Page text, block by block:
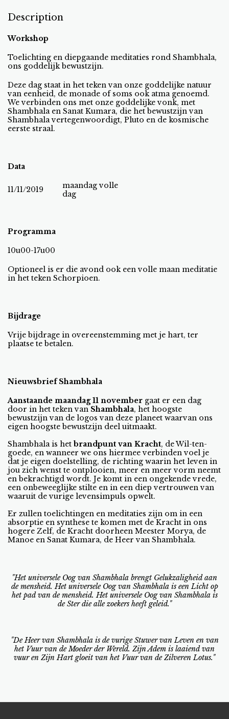
Description
Workshop
Toelichting en diepgaande meditaties rond Shambhala,
ons goddelijk bewustzijn.
Deze dag staat in het teken van onze goddelijke natuur
van eenheid, de monade of soms ook atma genoemd.
We verbinden ons met onze goddelijke vonk, met
Shambhala en Sanat Kumara, die het bewustzijn van
Shambhala vertegenwoordigt, Pluto en de kosmische
eerste straal.
Data
11/11/2019
maandag volle
dag
Programma
10u00-17u00
Optioneel is er die avond ook een volle maan meditatie
in het teken Schorpioen.
Bijdrage
Vrije bijdrage in overeenstemming met je hart, ter
plaatse te betalen.
Nieuwsbrief Shambhala
Aanstaande maandag 11 november gaat er een dag
door in het teken van Shambhala, het hoogste
bewustzijn van de logos van deze planeet waarvan ons
eigen hoogste bewustzijn deel uitmaakt.
Shambhala is hetbrandpunt van Kracht, de Wil-ten-
goede, en wanneer we ons hiermee verbinden voel je
dat je eigen doelstelling, de richting waarin het leven in
jou zich wenst te ontplooien, meer en meer vorm neemt
en bekrachtigd wordt. Je komt in een ongekende vrede,
een onbeweeglijke stilte en in een diep vertrouwen van
waaruit de vurige levensimpuls opwelt.
Er zullen toelichtingen en meditaties zijn om in een
absorptie en synthese te komen met de Kracht in ons
hogere Zelf, de Kracht doorheen Meester Morya, de
Manoe en Sanat Kumara, de Heer van Shambhala.
"Het universele Oog van Shambhala brengt Gelukzaligheid aan
de mensheid. Het universele Oog van Shambhala is een Licht op
het pad van de mensheid. Het universele Oog van Shambhala is
de Ster die alle zoekers heeft geleid."
"De Heer van Shambhala is de vurige Stuwer van Leven en van
het Vuur van de Moeder der Wereld. Zijn Adem is laaiend van
vuur en Zijn Hart gloeit van het Vuur van de Zilveren Lotus."